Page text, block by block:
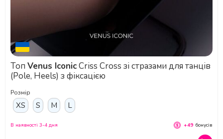
Топ Venus IconicCriss Cross зі стразами для танців
(Pole, Heels) з фіксацією
Розмір
XS S M L
В наявності 3-4 дня +49 бонусів